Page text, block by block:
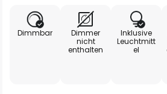
Dimmbar
Dimmer
nicht
enthalten
Inklusive
Leuchtmitt
el